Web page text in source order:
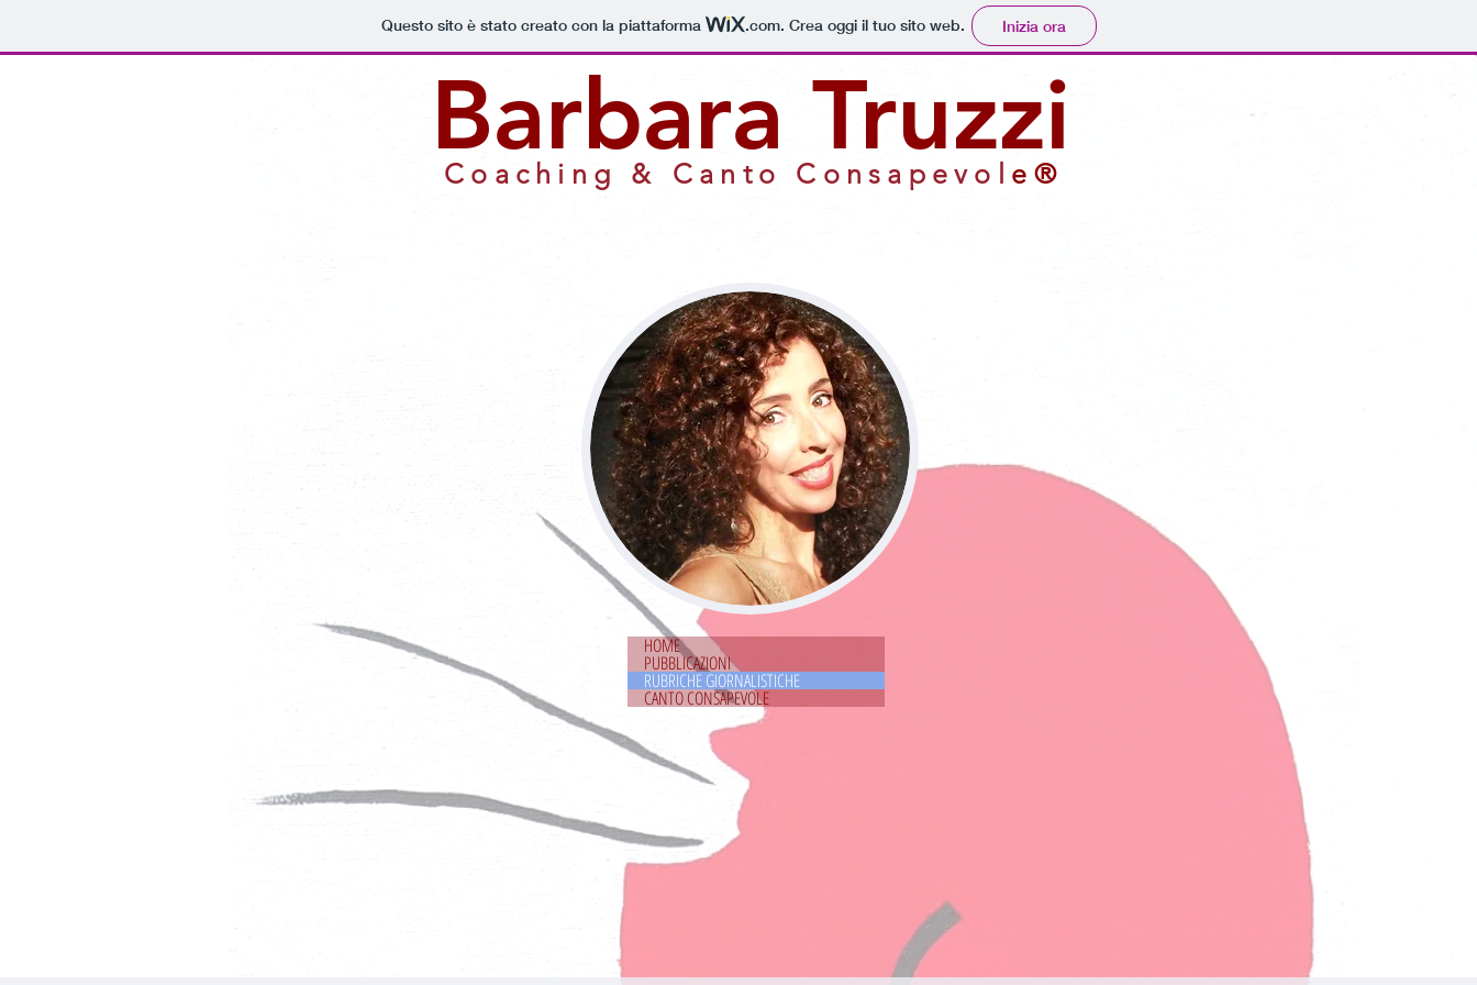
Questo sito è stato creato con la piattaforma .com. Crea oggi il tuo sito web. Inizia ora
Barbara Truzzi
Coaching & Canto Consapevol e ®
HOME
PUBBLICAZIONI
RUBRICHE GIORNALISTICHE
CANTO CONSAPEVOLE